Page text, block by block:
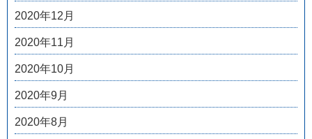
2020年12月
2020年11月
2020年10月
2020年9月
2020年8月